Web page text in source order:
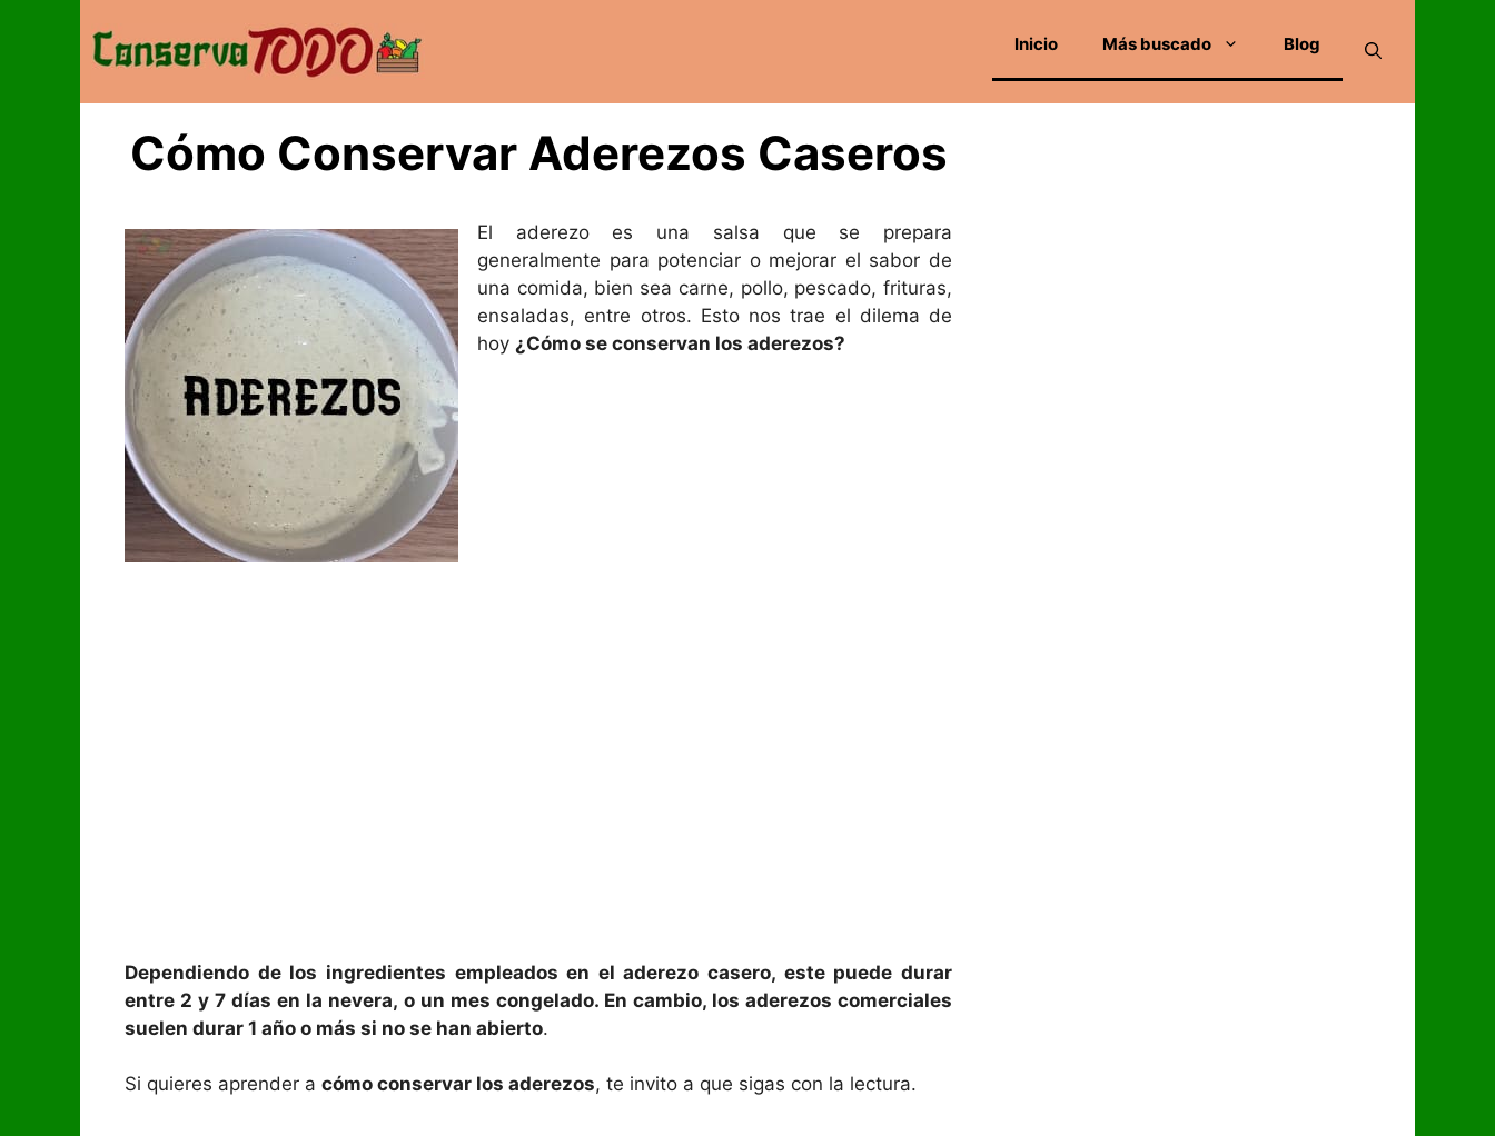
Inicio Más buscado Blog
Cómo Conservar Aderezos Caseros
El aderezo es una salsa que se prepara
generalmente para potenciar o mejorar el sabor de
una comida, bien sea carne, pollo, pescado, frituras,
ensaladas, entre otros. Esto nos trae el dilema de
hoy ¿Cómo se conservan los aderezos?
Dependiendo de los ingredientes empleados en el aderezo casero, este puede durar
entre 2 y 7 días en la nevera, o un mes congelado. En cambio, los aderezos comerciales
suelen durar 1 año o más si no se han abierto.
Si quieres aprender a cómo conservar los aderezos, te invito a que sigas con la lectura.